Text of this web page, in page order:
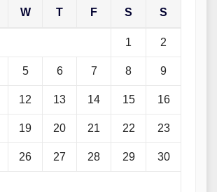
W T F S S
1 2
5 6 7 8 9
12 13 14 15 16
19 20 21 22 23
26 27 28 29 30